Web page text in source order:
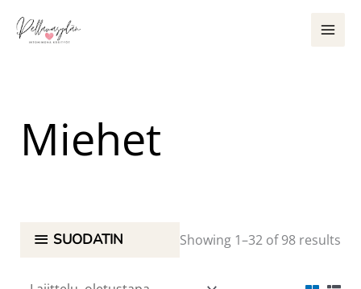
sisältöön
Miehet
SUODATIN Showing 1–32 of 98 results